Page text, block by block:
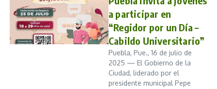
a participar en
“Regidor por un Día –
Cabildo Universitario”
Puebla, Pue., 16 de julio de
2025 — El Gobierno de la
Ciudad, liderado por el
presidente municipal Pepe